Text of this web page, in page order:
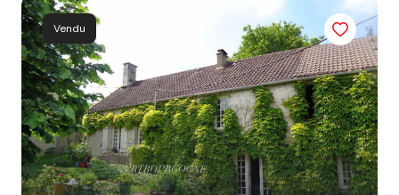
contact
biens
vendus
Vendu